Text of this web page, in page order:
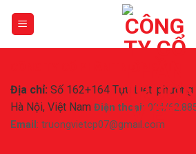
Địa chỉ: Số 162+164 Tựu Liệt, phường
Hà Nội, Việt Nam Điện thoại: 024/
Email : truongvietcp07@gmail.com